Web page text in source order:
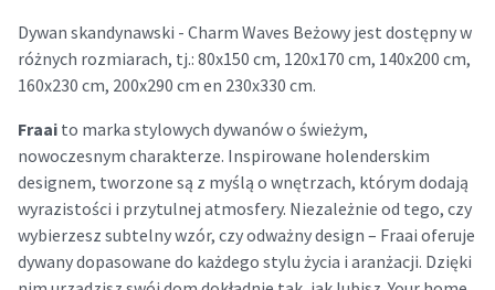
Dywan skandynawski - Charm Waves Beżowy jest dostępny w
różnych rozmiarach, tj.: 80x150 cm, 120x170 cm, 140x200 cm,
160x230 cm, 200x290 cm en 230x330 cm.
Fraai to marka stylowych dywanów o świeżym,
nowoczesnym charakterze. Inspirowane holenderskim
designem, tworzone są z myślą o wnętrzach, którym dodają
wyrazistości i przytulnej atmosfery. Niezależnie od tego, czy
wybierzesz subtelny wzór, czy odważny design – Fraai oferuje
dywany dopasowane do każdego stylu życia i aranżacji. Dzięki